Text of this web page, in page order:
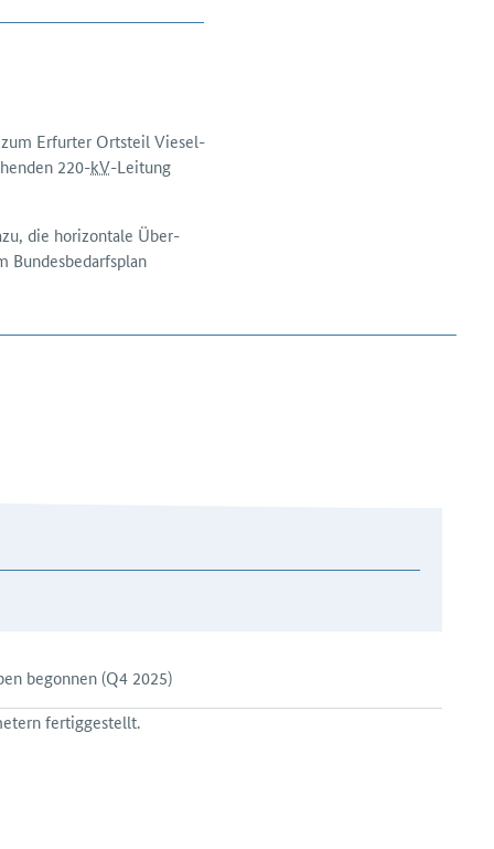
zum Erfurter Orts­teil Viesel­
220-kV-Leitung
die horizontale Über­
Bundes­bedarfs­plan
begonnen(Q4 2025)
fertiggestellt.